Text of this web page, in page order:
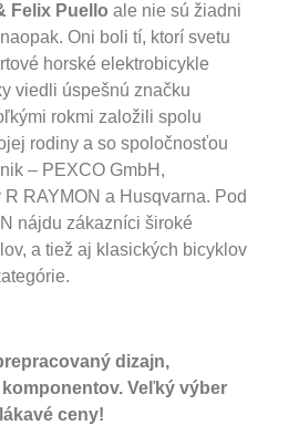
Felix Puello ale nie sú žiadni
Oni boli tí, ktorí svetu
horské elektrobicykle
viedli úspešnú značku
rokmi založili spolu
rodiny a so spoločnosťou
– PEXCO GmbH,
RAYMON a Husqvarna. Pod
nájdu zákazníci široké
a tiež aj klasických bicyklov
dizajn,
Veľký výber
ceny!